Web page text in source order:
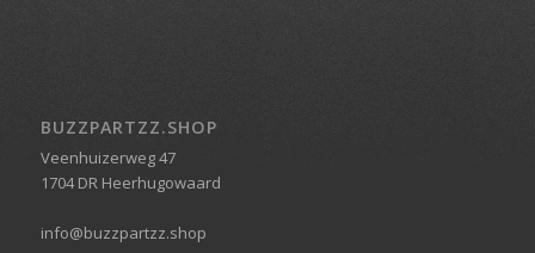
BUZZPARTZZ.SHOP
Veenhuizerweg 47
1704 DR Heerhugowaard
info@buzzpartzz.shop